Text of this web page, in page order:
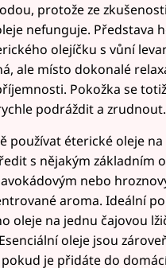
protože ze
nefunguje. Představa
olejíčku s vůní
ale místo dokonalé
Pokožka se
podráždit a zrudnout.
používat éterické oleje na
s nějakým základním
nebo
aroma. Ideální
oleje na jednu čajovou
oleje jsou
je přidáte do